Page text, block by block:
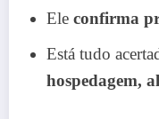
Ele confirma
Está tudo
hospedagem,